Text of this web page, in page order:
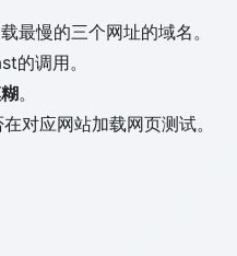
最慢的三个网址的域名。
的调用。
。
在对应网站加载网页测试。